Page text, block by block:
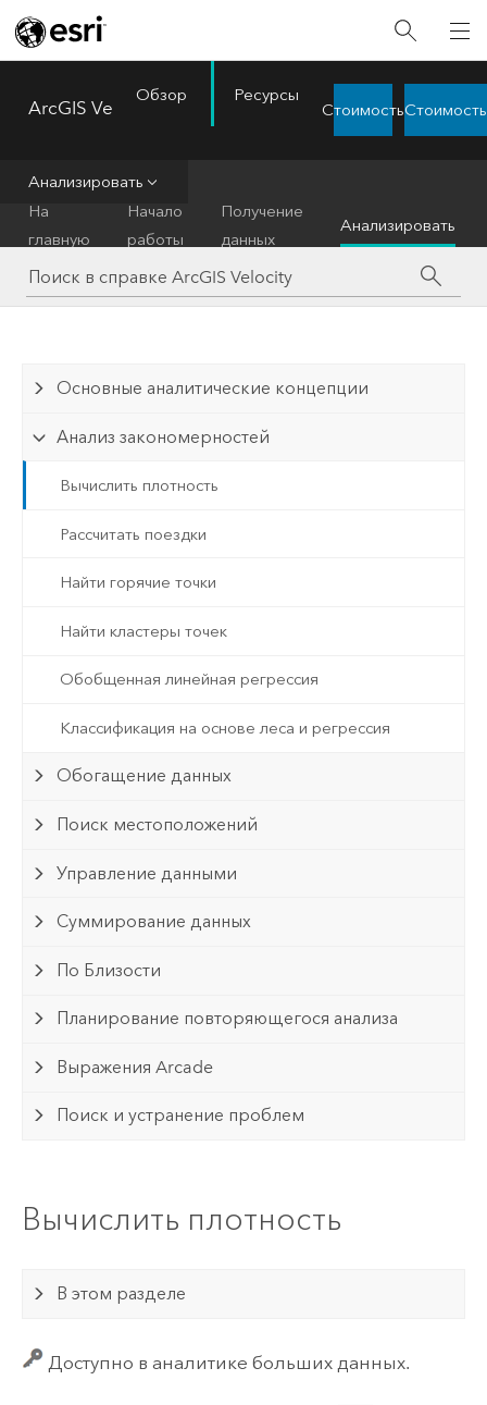
ArcGIS Velocity
Обзор Ресурсы
СтоимостьСтоимость
Анализировать
На
главную
Начало
работы
Получение
данных
Анализировать
Основные аналитические концепции
Анализ закономерностей
Вычислить плотность
Рассчитать поездки
Найти горячие точки
Найти кластеры точек
Обобщенная линейная регрессия
Классификация на основе леса и регрессия
Обогащение данных
Поиск местоположений
Управление данными
Суммирование данных
По Близости
Планирование повторяющегося анализа
Выражения Arcade
Поиск и устранение проблем
Вычислить плотность
В этом разделе
Доступно в аналитике больших данных.